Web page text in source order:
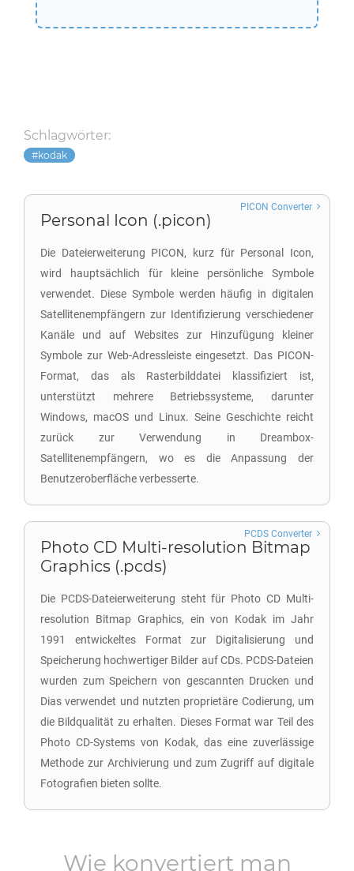
Schlagwörter:
kodak
Personal Icon (.picon)
Die Dateierweiterung PICON, kurz für Personal Icon,
wird hauptsächlich für kleine persönliche Symbole
verwendet. Diese Symbole werden häufig in digitalen
Satellitenempfängern zur Identifizierung verschiedener
Kanäle und auf Websites zur Hinzufügung kleiner
Symbole zur Web-Adressleiste eingesetzt. Das PICON-
Format, das als Rasterbilddatei klassifiziert ist,
unterstützt mehrere Betriebssysteme, darunter
Windows, macOS und Linux. Seine Geschichte reicht
zurück zur Verwendung in Dreambox-
Satellitenempfängern, wo es die Anpassung der
Benutzeroberfläche verbesserte.
PICON Converter
Photo CD Multi-resolution Bitmap
Graphics (.pcds)
Die PCDS-Dateierweiterung steht für Photo CD Multi-
resolution Bitmap Graphics, ein von Kodak im Jahr
1991 entwickeltes Format zur Digitalisierung und
Speicherung hochwertiger Bilder auf CDs. PCDS-Dateien
wurden zum Speichern von gescannten Drucken und
Dias verwendet und nutzten proprietäre Codierung, um
die Bildqualität zu erhalten. Dieses Format war Teil des
Photo CD-Systems von Kodak, das eine zuverlässige
Methode zur Archivierung und zum Zugriff auf digitale
Fotografien bieten sollte.
PCDS Converter
Wie konvertiert man